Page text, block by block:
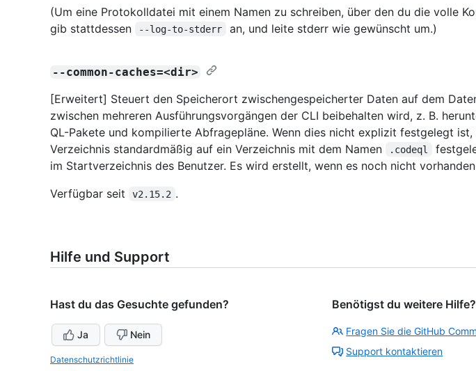
(Um eine Protokolldatei mit einem Namen zu schreiben, über den du die volle
gib stattdessen
--log-to-stderr an, und leite stderr wie gewünscht um.)
--common-caches=<dir>
[Erweitert] Steuert den Speicherort zwischengespeicherter Daten auf dem
zwischen mehreren Ausführungsvorgängen der CLI beibehalten wird, z. B.
QL-Pakete und kompilierte Abfragepläne. Wenn dies nicht explizit festgelegt
Verzeichnis standardmäßig auf ein Verzeichnis mit dem Namen
.codeql
im Startverzeichnis des Benutzer. Es wird erstellt, wenn es noch nicht
Verfügbar seit
v2.15.2 .
Hilfe und Support
Hast du das Gesuchte gefunden?
Ja Nein
Datenschutzrichtlinie
Benötigst du weitere Hilfe?
Fragen Sie die GitHub
Support kontaktieren